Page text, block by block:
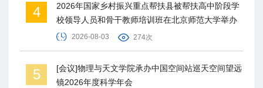
4
2026年国家乡村振兴重点帮扶县被帮扶高中阶段学
校领导人员和骨干教师培训班在北京师范大学举办
2026-08-03 274次
5
[会议]物理与天文学院承办中国空间站巡天空间望远
镜2026年度科学年会